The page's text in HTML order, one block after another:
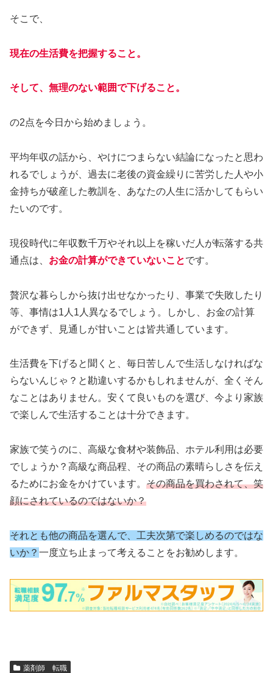
そこで、
現在の生活費を把握すること。
そして、無理のない範囲で下げること。
の2点を今日から始めましょう。
平均年収の話から、やけにつまらない結論になったと思わ
れるでしょうが、過去に老後の資金繰りに苦労した人や小
金持ちが破産した教訓を、あなたの人生に活かしてもらい
たいのです。
現役時代に年収数千万やそれ以上を稼いだ人が転落する共
通点は、 お金の計算ができていないことです。
贅沢な暮らしから抜け出せなかったり、事業で失敗したり
等、事情は1人1人異なるでしょう。しかし、お金の計算
ができず、見通しが甘いことは皆共通しています。
生活費を下げると聞くと、毎日苦しんで生活しなければな
らないんじゃ？と勘違いするかもしれませんが、全くそん
なことはありません。安くて良いものを選び、今より家族
で楽しんで生活することは十分できます。
家族で笑うのに、高級な食材や装飾品、ホテル利用は必要
でしょうか？高級な商品程、その商品の素晴らしさを伝え
るためにお金をかけています。 その商品を買わされて、笑
顔にされているのではないか？
それとも他の商品を選んで、工夫次第で楽しめるのではな
いか？ 一度立ち止まって考えることをお勧めします。
薬剤師 転職